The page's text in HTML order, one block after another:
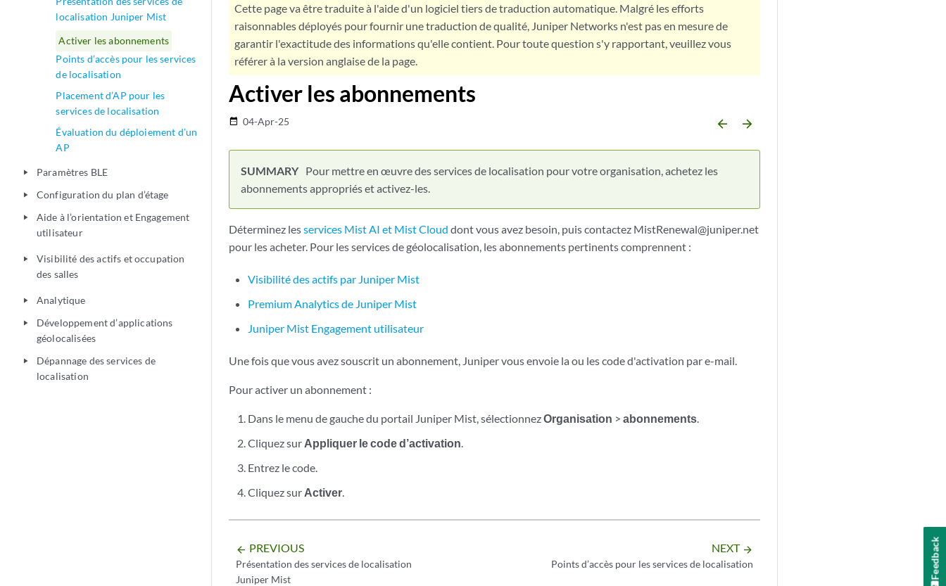
localisation Juniper Mist
Activer les abonnements
Points d’accès pour les services
de localisation
Placement d’AP pour les
services de localisation
Évaluation du déploiement d’un
AP
play_arrow Paramètres BLE
play_arrow Configuration du plan d’étage
play_arrow
Aide à l’orientation et Engagement
utilisateur
play_arrow
Visibilité des actifs et occupation
des salles
play_arrow Analytique
play_arrow
Développement d’applications
géolocalisées
play_arrow
Dépannage des services de
localisation
Cette page va être traduite à l'aide d'un logiciel tiers de traduction automatique. Malgré les efforts
raisonnables déployés pour fournir une traduction de qualité, Juniper Networks n'est pas en mesure de
garantir l'exactitude des informations qu'elle contient. Pour toute question s'y rapportant, veuillez vous
référer à la version anglaise de la page.
Activer les abonnements
date_range 04-Apr-25 arrow_backward arrow_forward
Pour mettre en œuvre des services de localisation pour votre organisation, achetez les
abonnements appropriés et activez-les.
Déterminez lesservices Mist AI et Mist Cloud dont vous avez besoin, puis contactez MistRenewal@juniper.net
pour les acheter. Pour les services de géolocalisation, les abonnements pertinents comprennent :
Visibilité des actifs par Juniper Mist
Premium Analytics de Juniper Mist
Juniper Mist Engagement utilisateur
Une fois que vous avez souscrit un abonnement, Juniper vous envoie la ou les code d'activation par e-mail.
Pour activer un abonnement :
Dans le menu de gauche du portail Juniper Mist, sélectionnezOrganisation >abonnements.
Cliquez sur Appliquer le code d’activation.
Entrez le code.
Cliquez sur Activer.
arrow_backward PREVIOUS
Présentation des services de localisation
Juniper Mist
NEXT arrow_forward
Points d’accès pour les services de localisation Feedback